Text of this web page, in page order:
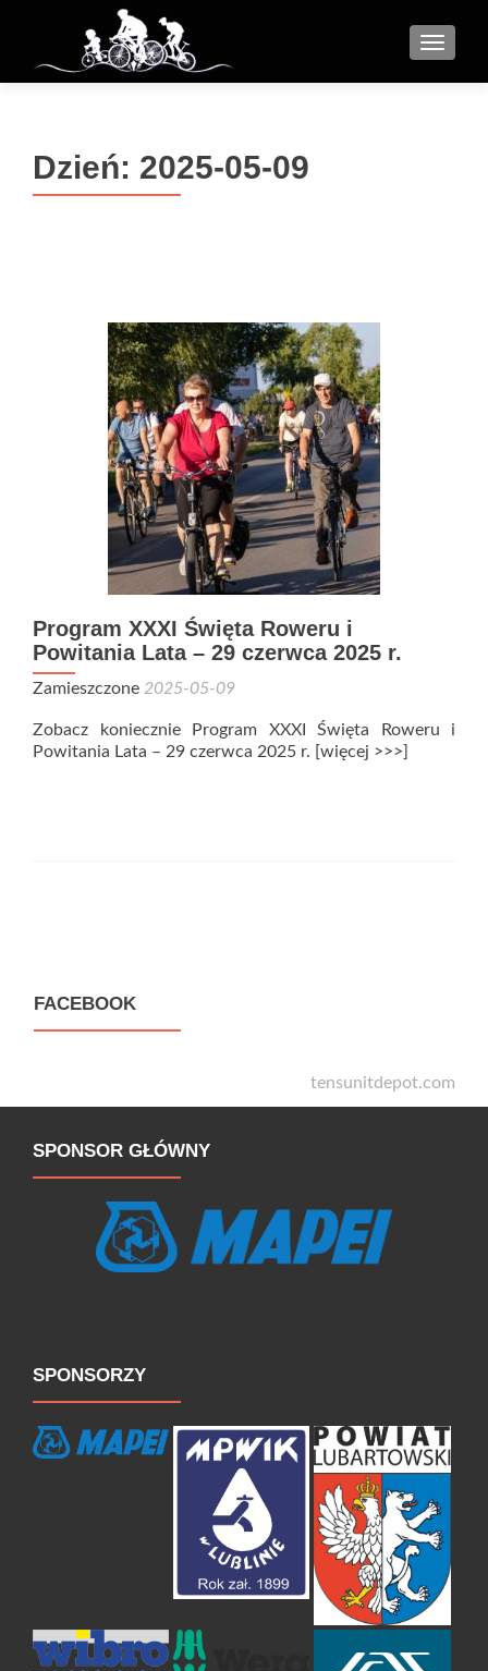
MENU
Dzień: 2025-05-09
Program XXXI Święta Roweru i
Powitania Lata – 29 czerwca 2025 r.
Zamieszczone 2025-05-09
Zobacz koniecznie Program XXXI Święta Roweru i
Powitania Lata – 29 czerwca 2025 r. [więcej >>>]
FACEBOOK
tensunitdepot.com
SPONSOR GŁÓWNY
SPONSORZY